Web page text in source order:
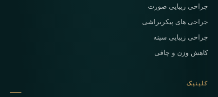
جراحی زیبایی صورت
جراحی های پیکرتراشی
جراحی زیبایی سینه
کاهش وزن و چاقی
کلینیک